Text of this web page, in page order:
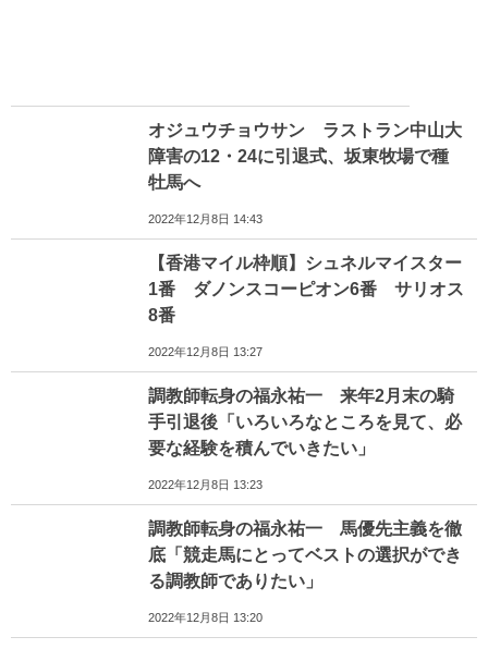
オジュウチョウサン ラストラン中山大
障害の12・24に引退式、坂東牧場で種
牡馬へ
2022年12月8日 14:43
【香港マイル枠順】シュネルマイスター
1番 ダノンスコーピオン6番 サリオス
8番
2022年12月8日 13:27
調教師転身の福永祐一 来年2月末の騎
手引退後「いろいろなところを見て、必
要な経験を積んでいきたい」
2022年12月8日 13:23
調教師転身の福永祐一 馬優先主義を徹
底「競走馬にとってベストの選択ができ
る調教師でありたい」
2022年12月8日 13:20